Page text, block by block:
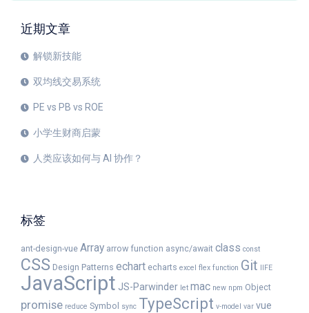
近期文章
解锁新技能
双均线交易系统
PE vs PB vs ROE
小学生财商启蒙
人类应该如何与 AI 协作？
标签
ant-design-vue Array arrow function async/await class const
CSS Design Patterns echart echarts excel flex function Git IIFE
JavaScript JS-Parwinder let mac new npm Object
promise reduce Symbol sync TypeScript v-model var vue